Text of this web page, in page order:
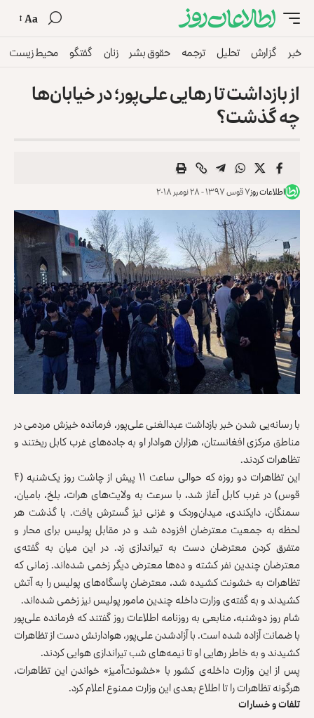
Aa
خبر گزارش تحلیل ترجمه حقوق بشر زنان گفتگو محیط زیست
از بازداشت تا رهایی علی‌پور؛ در خیابان‌ها
چه گذشت؟
اطلاعات روز۷ قوس ۱۳۹۷ - ۲۸ نومبر ۲۰۱۸
با رسانه‌یی شدن خبر بازداشت عبدالغنی علی‌پور، فرمانده خیزش مردمی در
مناطق مرکزی افغانستان، هزاران هوادار او به جاده‌های غرب کابل ریختند و
تظاهرات کردند.
این تظاهرات دو روزه که حوالی ساعت ۱۱ پیش از چاشت روز یک‌شنبه (۴
قوس) در غرب کابل آغاز شد، با سرعت به ‌‌ولایت‌های هرات، بلخ، بامیان،
سمنگان، دایکندی، میدان‌وردک و غزنی نیز گسترش یافت. با گذشت هر
لحظه به جمعیت معترضان افزوده شد و در مقابل پولیس برای محار و
متفرق کردن معترضان دست به تیراندازی زد. در این میان به گفته‌ی
معترضان چندین نفر کشته و ده‌ها معترض دیگر زخمی شده‌اند. زمانی که
تظاهرات به خشونت کشیده شد، معترضان پاسگاه‌های پولیس را به آتش
کشیدند و به گفته‌ی وزارت داخله چندین مامور پولیس نیز زخمی شده‌اند.
شام روز دوشنبه، منابعی به روزنامه اطلاعات روز گفتند که فرمانده علی‌پور
با ضمانت آزاده شده است. با آزادشدن علی‌پور، هوادارنش دست از تظاهرات
کشیدند و به خاطر رهایی او تا نیمه‌های شب تیراندازی هوایی کردند.
پس از این وزارت داخله‌ی کشور با «خشونت‌آمیز» خواندن این تظاهرات،
هرگونه تظاهرات را تا اطلاع بعدی این وزارت ممنوع اعلام کرد.
تلفات و خسارات